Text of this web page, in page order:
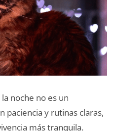
noche no es un
paciencia y rutinas claras,
más tranquila.